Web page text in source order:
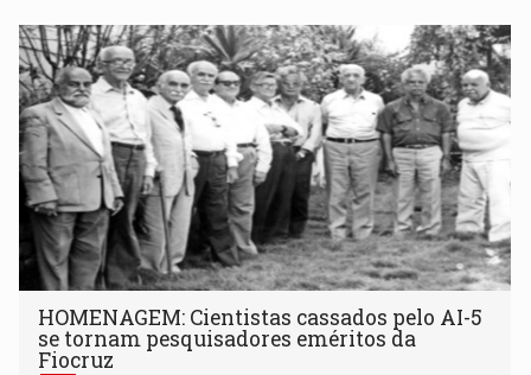
HOMENAGEM: Cientistas cassados pelo AI-5
se tornam pesquisadores eméritos da
Fiocruz